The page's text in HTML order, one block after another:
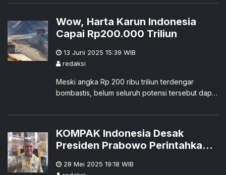
Wow, Harta Karun Indonesia
Capai Rp200.000 Triliun
13 Juni 2025 15:39 WIB
redaksi
Meski angka Rp 200 ribu triliun terdengar
bombastis, belum seluruh potensi tersebut dapat
kerjasama eksplorasi dan eksploitasi SDA,
asing.
KOMPAK Indonesia Desak
Presiden Prabowo Perintahkan
Pemberantasan Mafia Rokok
28 Mei 2025 19:18 WIB